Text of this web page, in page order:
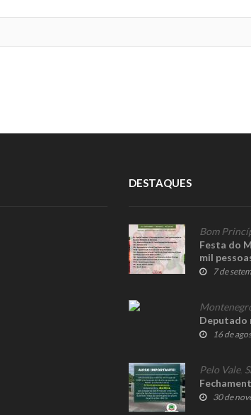
DESTAQUES
Bom
Festa do
mil
7 de
Deputado
16 de
Pelo Vale,
30 de